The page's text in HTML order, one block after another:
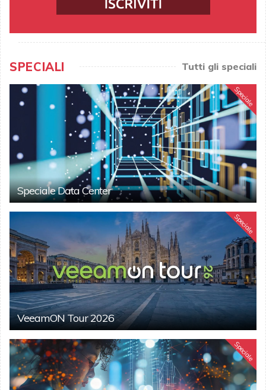
SPECIALI Tutti gli speciali
Speciale
Speciale Data Center
Speciale
VeeamON Tour 2026
Speciale